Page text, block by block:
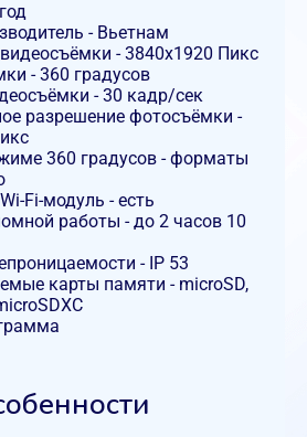
- Вьетнам
- 3840х1920 Пикс
- 360 градусов
- 30 кадр/сек
разрешение фотосъёмки -
360 градусов - форматы
Fi-модуль - есть
работы - до 2 часов 10
- IP 53
карты памяти - microSD,